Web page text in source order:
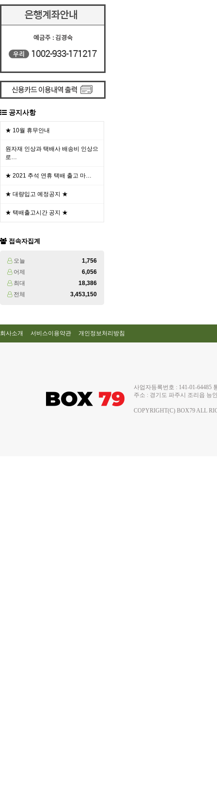
공지사항
★ 10월 휴무안내
원자재 인상과 택배사 배송비 인상으
로…
★ 2021 추석 연휴 택배 출고 마…
★ 대량입고 예정공지 ★
★ 택배출고시간 공지 ★
접속자집계
오늘
1,756
어제
6,056
최대
18,386
전체
3,453,150
회사소개 서비스이용약관 개인정보처리방침
사업자등록번호 : 141-01-
주소 : 경기도 파주시 조리읍 능
COPYRIGHT(C) BOX79 ALL